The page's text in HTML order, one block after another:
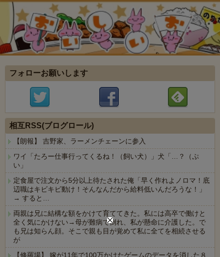
フォローお願いします
相互RSS(ブログロール)
【朗報】 吉野家、ラーメンチェーンに参入
ワイ「たろー仕事行ってくるね！（飼い犬）」犬「…？（ぷ
い」
定食屋で注文から5分以上待たされた俺「早く作れよノロマ！底
辺職はキビキビ動け！そんなんだから給料低いんだろうな！」
→ すると…
両親は兄に結構な額をかけて育ててきた。私には高卒で働けと
全く気にかけない→母が難病で倒れ、私が懸命に介護した。で
も兄は知らん顔。そこで親も目が覚めて私に全てを相続させる
が
【修羅場】 嫁が11年で100万かけたゲームのデータを消した８